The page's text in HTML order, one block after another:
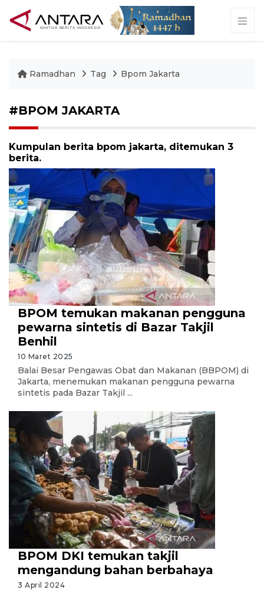
Ramadhan Tag Bpom Jakarta
#BPOM JAKARTA
Kumpulan berita bpom jakarta, ditemukan 3
berita.
BPOM temukan makanan pengguna
pewarna sintetis di Bazar Takjil
Benhil
10 Maret 2025
Balai Besar Pengawas Obat dan Makanan (BBPOM) di
Jakarta, menemukan makanan pengguna pewarna
sintetis pada Bazar Takjil ...
BPOM DKI temukan takjil
mengandung bahan berbahaya
3 April 2024